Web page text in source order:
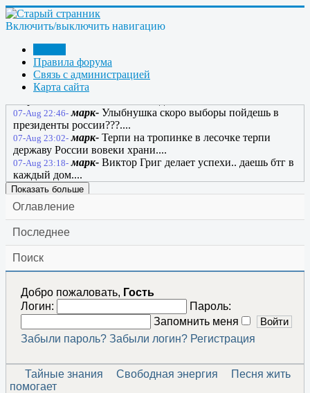
Включить/выключить навигацию
Правила форума
Связь с администрацией
Карта сайта
творит Россия в России, то Россия вторглась бы в Россию,
чтобы спасти Россию от России.
видит угрозы...все хорошо и все довольны......
07-Aug 22:08- марк-Даже плохие дороги можно объехать по
обочине.....
07-Aug 22:10- марк-
07-Aug 22:46- марк- Улыбнушка скоро выборы пойдешь в
президенты россии???....
07-Aug 23:02- марк- Терпи на тропинке в лесочке терпи
державу России вовеки храни....
07-Aug 23:18- марк- Виктор Григ делает успехи.. даешь бтг в
каждый дом....
Показать больше
Оглавление
Последнее
Поиск
Добро пожаловать, Гость
Логин:
Пароль:
Запомнить меня
Забыли пароль? Забыли логин? Регистрация
Тайные знания Свободная энергия
Песня жить
помогает